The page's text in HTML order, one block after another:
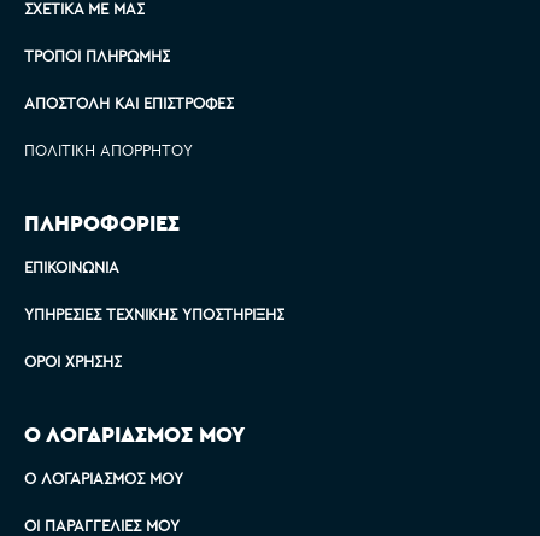
ΣΧΕΤΙΚΆ ΜΕ ΜΑΣ
ΤΡΌΠΟΙ ΠΛΗΡΩΜΉΣ
ΑΠΟΣΤΟΛΉ ΚΑΙ ΕΠΙΣΤΡΟΦΈΣ
ΠΟΛΙΤΙΚΉ ΑΠΟΡΡΉΤΟΥ
ΠΛΗΡΟΦΟΡΙΕΣ
ΕΠΙΚΟΙΝΩΝΊΑ
ΥΠΗΡΕΣΊΕΣ ΤΕΧΝΙΚΉΣ ΥΠΟΣΤΉΡΙΞΗΣ
ΌΡΟΙ ΧΡΉΣΗΣ
Ο ΛΟΓΑΡΙΑΣΜΟΣ ΜΟΥ
Ο ΛΟΓΑΡΙΑΣΜΌΣ ΜΟΥ
ΟΙ ΠΑΡΑΓΓΕΛΊΕΣ ΜΟΥ